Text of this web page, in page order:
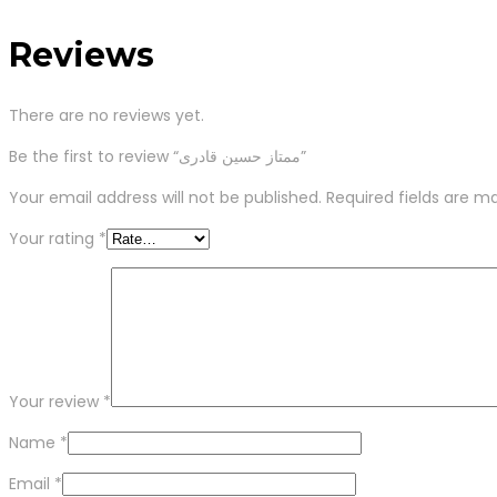
Reviews
There are no reviews yet.
Be the first to review “ممتاز حسین قادری”
Your email address will not be published. Required fields are
Your rating *
Your review *
Name *
Email *